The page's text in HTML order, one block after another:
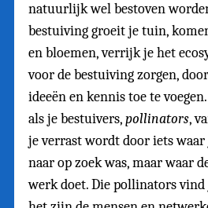
natuurlijk wel bestoven
bestuiving groeit je tuin,
en bloemen, verrijk je het
voor de bestuiving zorgen,
ideeën en kennis toe te
als je bestuivers,pollinators,
je verrast wordt door iets
naar op zoek was, maar waar
werk doet. Die pollinators vind